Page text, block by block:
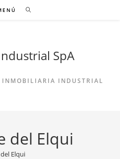
SpA
INMOBILIARIA INDUSTRIAL
del Elqui
Elqui